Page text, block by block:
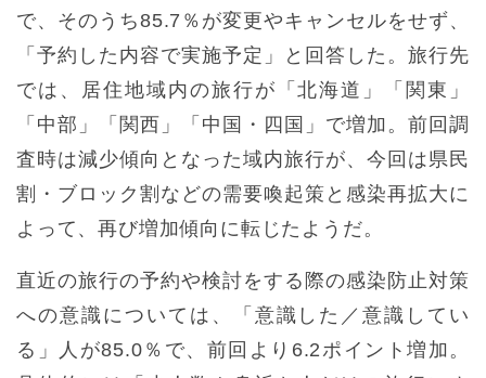
で、そのうち85.7％が変更やキャンセルをせず、
「予約した内容で実施予定」と回答した。旅行先
では、居住地域内の旅行が「北海道」「関東」
「中部」「関西」「中国・四国」で増加。前回調
査時は減少傾向となった域内旅行が、今回は県民
割・ブロック割などの需要喚起策と感染再拡大に
よって、再び増加傾向に転じたようだ。
直近の旅行の予約や検討をする際の感染防止対策
への意識については、「意識した／意識してい
る」人が85.0％で、前回より6.2ポイント増加。